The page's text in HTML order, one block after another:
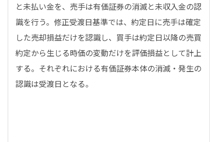
と未払い金を、売手は有価証券の消滅と未収入金の認
識を行う。修正受渡日基準では、約定日に売手は確定
した売却損益だけを認識し、買手は約定日以降の売買
約定から生じる時価の変動だけを評価損益として計上
する。それぞれにおける有価証券本体の消滅・発生の
認識は受渡日となる。